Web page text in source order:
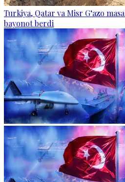
Turkiya, Qatar va Misr G‘azo
bayonot berdi